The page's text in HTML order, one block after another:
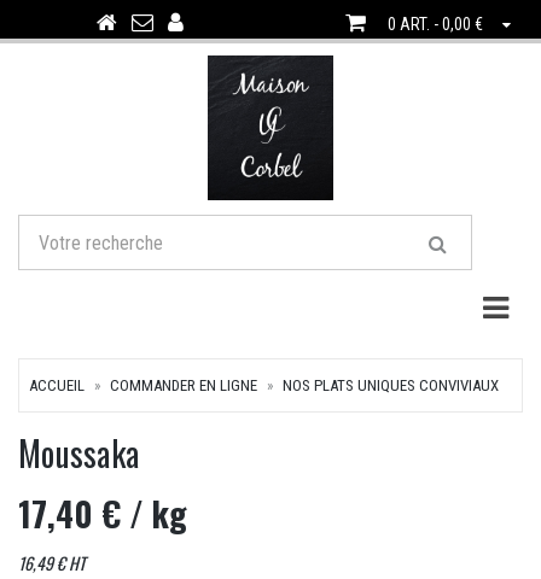
0 ART. - 0,00 €
ACCUEIL COMMANDER EN LIGNE NOS PLATS UNIQUES CONVIVIAUX
Moussaka
17,40 €/ kg
16,49 € HT